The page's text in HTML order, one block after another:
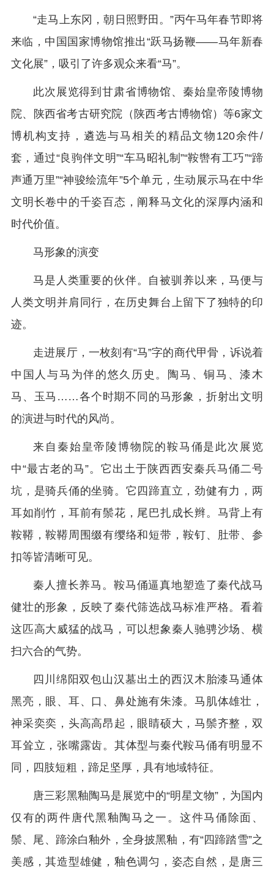
“走马上东冈，朝日照野田。”丙午马年春节即将
来临，中国国家博物馆推出“跃马扬鞭——马年新春
文化展”，吸引了许多观众来看“马”。
此次展览得到甘肃省博物馆、秦始皇帝陵博物
院、陕西省考古研究院（陕西考古博物馆）等6家文
博机构支持，遴选与马相关的精品文物120余件/
套，通过“良驹伴文明”“车马昭礼制”“鞍辔有工巧”“蹄
声通万里”“神骏绘流年”5个单元，生动展示马在中华
文明长卷中的千姿百态，阐释马文化的深厚内涵和
时代价值。
马形象的演变
马是人类重要的伙伴。自被驯养以来，马便与
人类文明并肩同行，在历史舞台上留下了独特的印
迹。
走进展厅，一枚刻有“马”字的商代甲骨，诉说着
中国人与马为伴的悠久历史。陶马、铜马、漆木
马、玉马……各个时期不同的马形象，折射出文明
的演进与时代的风尚。
来自秦始皇帝陵博物院的鞍马俑是此次展览
中“最古老的马”。它出土于陕西西安秦兵马俑二号
坑，是骑兵俑的坐骑。它四蹄直立，劲健有力，两
耳如削竹，耳前有鬃花，尾巴扎成长辫。马背上有
鞍鞯，鞍鞯周围缀有缨络和短带，鞍钉、肚带、参
扣等皆清晰可见。
秦人擅长养马。鞍马俑逼真地塑造了秦代战马
健壮的形象，反映了秦代筛选战马标准严格。看着
这匹高大威猛的战马，可以想象秦人驰骋沙场、横
扫六合的气势。
四川绵阳双包山汉墓出土的西汉木胎漆马通体
黑亮，眼、耳、口、鼻处施有朱漆。马肌体雄壮，
神采奕奕，头高高昂起，眼睛硕大，马鬃齐整，双
耳耸立，张嘴露齿。其体型与秦代鞍马俑有明显不
同，四肢短粗，蹄足坚厚，具有地域特征。
唐三彩黑釉陶马是展览中的“明星文物”，为国内
仅有的两件唐代黑釉陶马之一。这件马俑除面、
鬃、尾、蹄涂白釉外，全身披黑釉，有“四蹄踏雪”之
美感，其造型雄健，釉色调匀，姿态自然，是唐三